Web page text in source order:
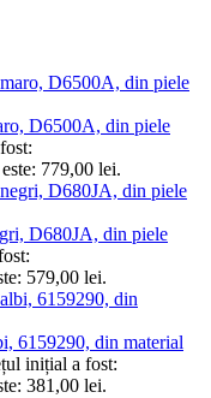
D6500A, din piele
779,00 lei.
D680JA, din piele
579,00 lei.
6159290, din material
inițial a fost:
381,00 lei.